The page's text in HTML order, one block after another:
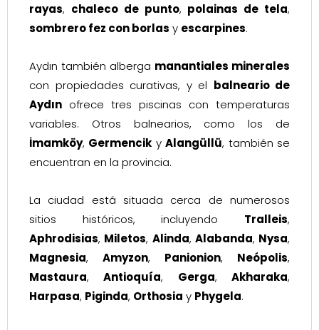
rayas, chaleco de punto, polainas de tela,
sombrero fez con borlas y escarpines.
Aydın también alberga manantiales minerales
con propiedades curativas, y el balneario de
Aydın ofrece tres piscinas con temperaturas
variables. Otros balnearios, como los de
İmamköy, Germencik yAlangüllü, también se
encuentran en la provincia.
La ciudad está situada cerca de numerosos
sitios históricos, incluyendo Tralleis,
Aphrodisias, Miletos, Alinda, Alabanda, Nysa,
Magnesia, Amyzon, Panionion, Neópolis,
Mastaura,Antioquía, Gerga,Akharaka,
Harpasa, Piginda, Orthosia y Phygela.